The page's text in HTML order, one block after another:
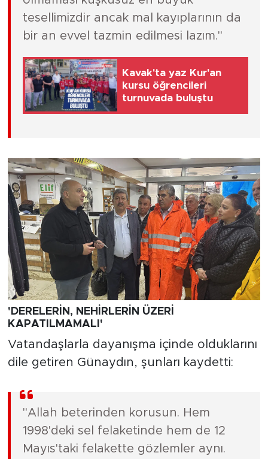
tesellimizdir ancak mal kayıplarının da
bir an evvel tazmin edilmesi lazım."
Kavak'ta yaz Kur'an
kursu öğrencileri
turnuvada buluştu
'DERELERİN, NEHİRLERİN ÜZERİ
KAPATILMAMALI'
Vatandaşlarla dayanışma içinde olduklarını
dile getiren Günaydın, şunları kaydetti:
"Allah beterinden korusun. Hem
1998'deki sel felaketinde hem de 12
Mayıs'taki felakette gözlemler aynı.